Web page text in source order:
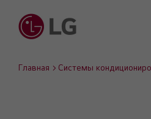
Главная Системы